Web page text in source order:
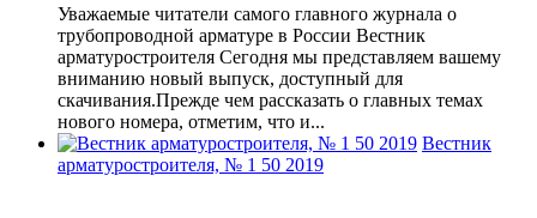
Уважаемые читатели самого главного журнала о
трубопроводной арматуре в России Вестник
арматуростроителя Сегодня мы представляем вашему
вниманию новый выпуск, доступный для
скачивания.Прежде чем рассказать о главных темах
нового номера, отметим, что и...
Вестник
арматуростроителя, № 1 50 2019